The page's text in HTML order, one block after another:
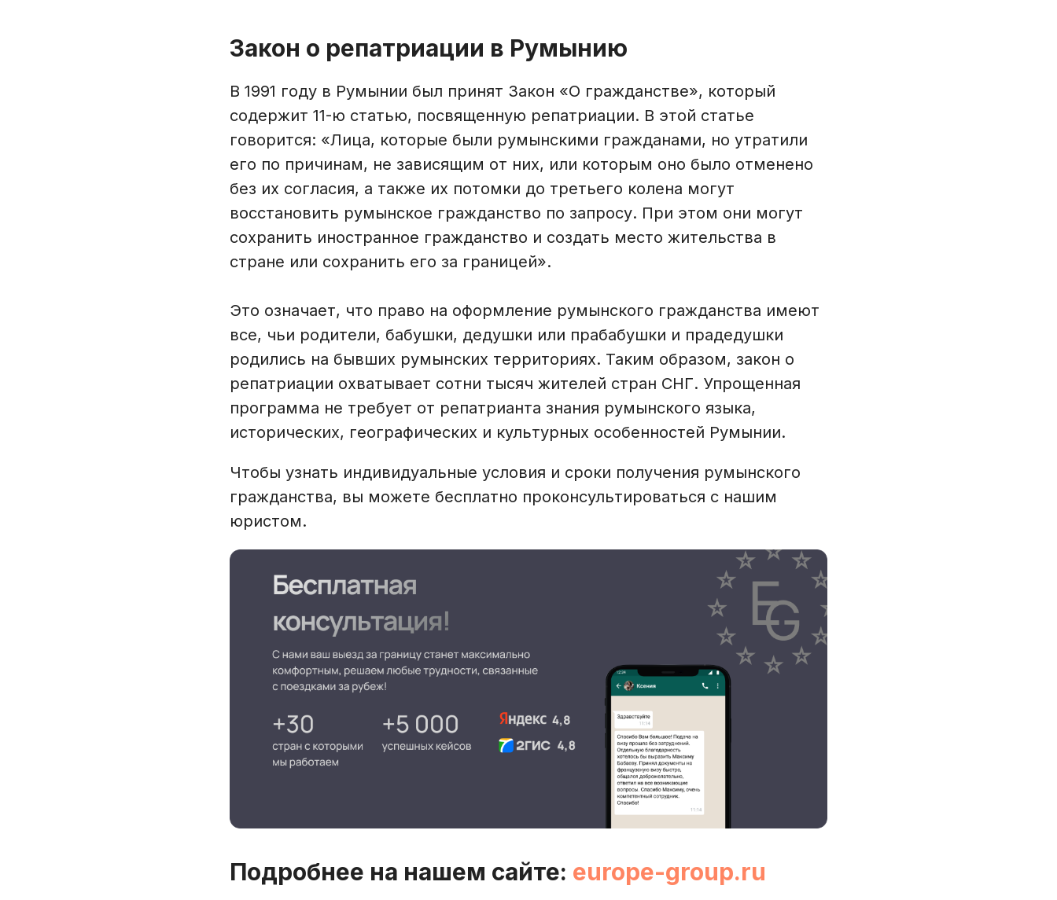
Закон о репатриации в Румынию
В 1991 году в Румынии был принят Закон «О гражданстве», который
содержит 11-ю статью, посвященную репатриации. В этой статье
говорится: «Лица, которые были румынскими гражданами, но утратили
его по причинам, не зависящим от них, или которым оно было отменено
без их согласия, а также их потомки до третьего колена могут
восстановить румынское гражданство по запросу. При этом они могут
сохранить иностранное гражданство и создать место жительства в
стране или сохранить его за границей».
Это означает, что право на оформление румынского гражданства имеют
все, чьи родители, бабушки, дедушки или прабабушки и прадедушки
родились на бывших румынских территориях. Таким образом, закон о
репатриации охватывает сотни тысяч жителей стран СНГ. Упрощенная
программа не требует от репатрианта знания румынского языка,
исторических, географических и культурных особенностей Румынии.
Чтобы узнать индивидуальные условия и сроки получения румынского
гражданства, вы можете бесплатно проконсультироваться с нашим
юристом.
Подробнее на нашем сайте: europe-group.ru